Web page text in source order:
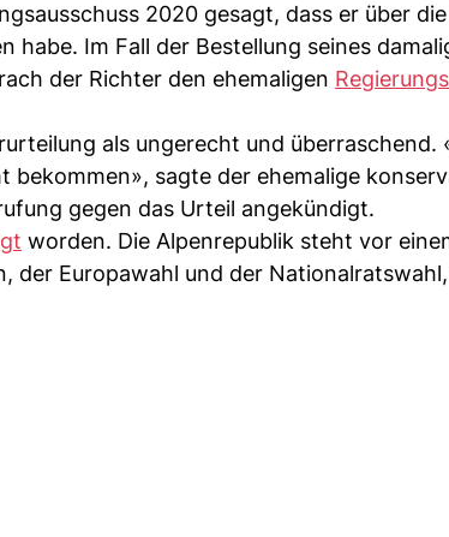
2020 gesagt, dass er über
Im Fall der Bestellung seines
der Richter den ehemaligen
als ungerecht und überraschend.
sagte der ehemalige
gegen das Urteil angekündigt.
worden. Die Alpenrepublik steht vor
der Europawahl und der